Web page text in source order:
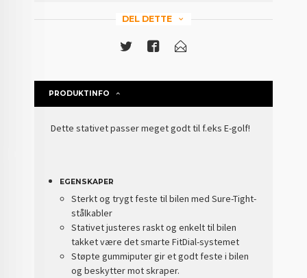
DEL DETTE
PRODUKTINFO
Dette stativet passer meget godt til f.eks E-golf!
EGENSKAPER
Sterkt og trygt feste til bilen med Sure-Tight-
stålkabler
Stativet justeres raskt og enkelt til bilen
takket være det smarte FitDial-systemet
Støpte gummiputer gir et godt feste i bilen
og beskytter mot skraper.